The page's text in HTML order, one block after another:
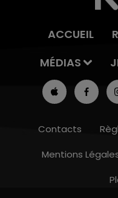
15h00 -
ACCUEIL
MÉDIAS
Contacts
Mentions